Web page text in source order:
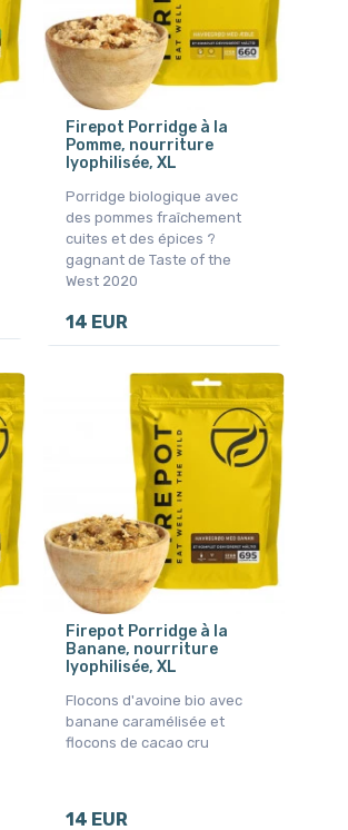
Firepot Porridge à la
Pomme, nourriture
lyophilisée, XL
Porridge biologique avec
des pommes fraîchement
cuites et des épices ?
gagnant de Taste of the
West 2020
14 EUR
Firepot Porridge à la
Banane, nourriture
lyophilisée, XL
Flocons d'avoine bio avec
banane caramélisée et
flocons de cacao cru
14 EUR